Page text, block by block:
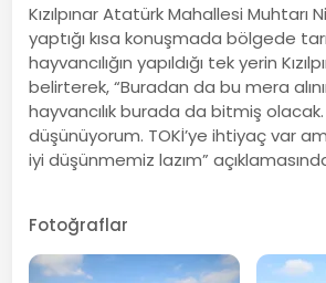
Kızılpınar Atatürk Mahallesi Muhtarı
yaptığı kısa konuşmada bölgede
hayvancılığın yapıldığı tek yerin
belirterek, “Buradan da bu mera
hayvancılık burada da bitmiş olacak.
düşünüyorum. TOKİ’ye ihtiyaç var
iyi düşünmemiz lazım”
Fotoğraflar